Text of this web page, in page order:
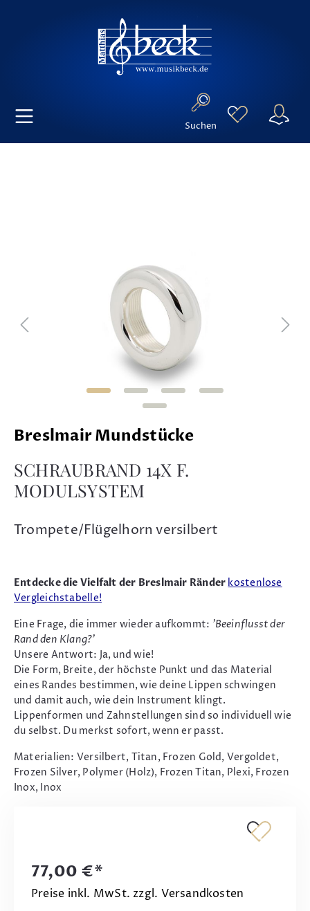
Suchen
Breslmair Mundstücke
SCHRAUBRAND 14X F.
MODULSYSTEM
Trompete/Flügelhorn versilbert
Entdecke die Vielfalt der Breslmair Ränder kostenlose
Vergleichstabelle!
Eine Frage, die immer wieder aufkommt: 'Beeinflusst der
Rand den Klang?'
Unsere Antwort: Ja, und wie!
Die Form, Breite, der höchste Punkt und das Material
eines Randes bestimmen, wie deine Lippen schwingen
und damit auch, wie dein Instrument klingt.
Lippenformen und Zahnstellungen sind so individuell wie
du selbst. Du merkst sofort, wenn er passt.
Materialien: Versilbert, Titan, Frozen Gold, Vergoldet,
Frozen Silver, Polymer (Holz), Frozen Titan, Plexi, Frozen
Inox, Inox
77,00 €*
Preise inkl. MwSt. zzgl. Versandkosten